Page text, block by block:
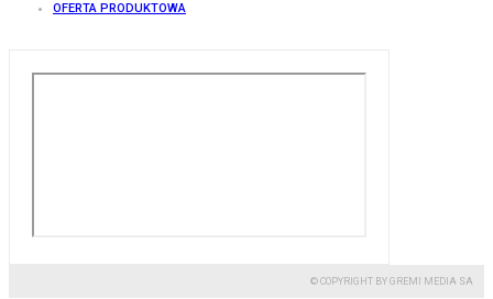
OFERTA PRODUKTOWA
© COPYRIGHT BY GREMI MEDIA SA